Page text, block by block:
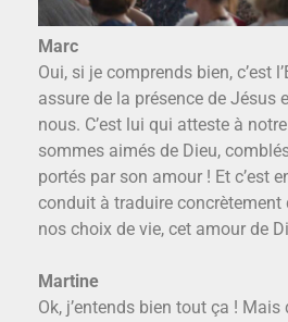
Marc
Oui, si je comprends bien, c’est
assure de la présence de Jésus
nous. C’est lui qui atteste à
sommes aimés de Dieu,
portés par son amour ! Et c’est
conduit à traduire concrètement
nos choix de vie, cet amour de
Martine
Ok, j’entends bien tout ça !